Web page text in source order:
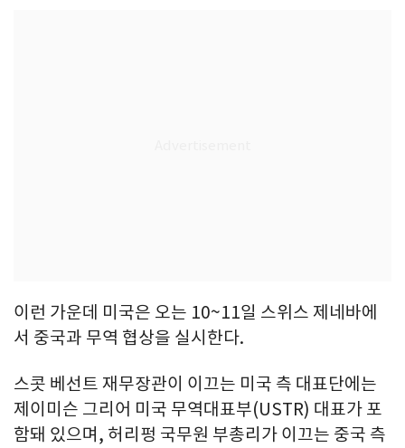
이런 가운데 미국은 오는 10~11일 스위스 제네바에
서 중국과 무역 협상을 실시한다.
스콧 베선트 재무장관이 이끄는 미국 측 대표단에는
제이미슨 그리어 미국 무역대표부(USTR) 대표가 포
함돼 있으며, 허리펑 국무원 부총리가 이끄는 중국 측